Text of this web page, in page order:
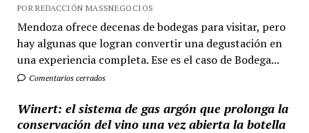
POR REDACCIÓN MASSNEGOCIOS
Mendoza ofrece decenas de bodegas para visitar, pero
hay algunas que logran convertir una degustación en
una experiencia completa. Ese es el caso de Bodega...
Comentarios cerrados
Winert: el sistema de gas argón que prolonga la
conservación del vino una vez abierta la botella